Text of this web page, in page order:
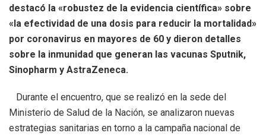
destacó la «robustez de la evidencia científica» sobre
«la efectividad de una dosis para reducir la mortalidad»
por coronavirus en mayores de 60 y dieron detalles
sobre la inmunidad que generan las vacunas Sputnik,
Sinopharm y AstraZeneca.
Durante el encuentro, que se realizó en la sede del
Ministerio de Salud de la Nación, se analizaron nuevas
estrategias sanitarias en torno a la campaña nacional de